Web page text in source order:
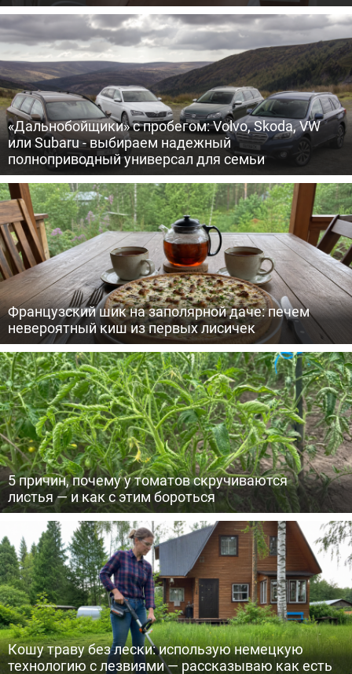
«Дальнобойщики» с пробегом: Volvo, Skoda, VW
или Subaru - выбираем надежный
полноприводный универсал для семьи
Французский шик на заполярной даче: печем
невероятный киш из первых лисичек
5 причин, почему у томатов скручиваются
листья — и как с этим бороться
Кошу траву без лески: использую немецкую
технологию с лезвиями — рассказываю как есть